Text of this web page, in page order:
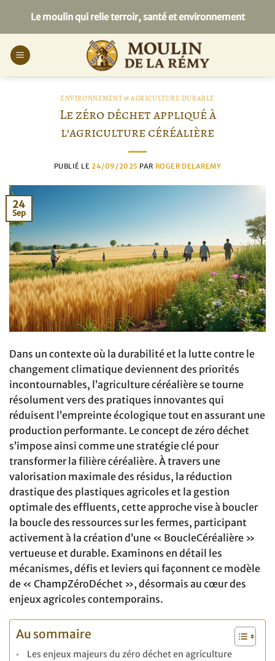
contenu
Le moulin qui relie terroir, santé et environnement
ENVIRONNEMENT & AGRICULTURE DURABLE
Le zéro déchet appliqué à
l’agriculture céréalière
PUBLIÉ LE 24/09/2025 PAR ROGER DELAREMY
24
Sep
Dans un contexte où la durabilité et la lutte contre le
changement climatique deviennent des priorités
incontournables, l’agriculture céréalière se tourne
résolument vers des pratiques innovantes qui
réduisent l’empreinte écologique tout en assurant une
production performante. Le concept de zéro déchet
s’impose ainsi comme une stratégie clé pour
transformer la filière céréalière. À travers une
valorisation maximale des résidus, la réduction
drastique des plastiques agricoles et la gestion
optimale des effluents, cette approche vise à boucler
la boucle des ressources sur les fermes, participant
activement à la création d’une « BoucleCéréalière »
vertueuse et durable. Examinons en détail les
mécanismes, défis et leviers qui façonnent ce modèle
de « ChampZéroDéchet », désormais au cœur des
enjeux agricoles contemporains.
Au sommaire
Les enjeux majeurs du zéro déchet en agriculture